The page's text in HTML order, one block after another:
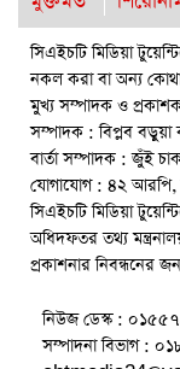
সিএইচটি মিডিয়া
নকল করা বা অন্য
মুখ্য সম্পাদক ও
সম্পাদক : বিপ্লব বড়ুয়া
বার্তা সম্পাদক : জুঁই
যোগাযোগ : ৪২ আরপি,
সিএইচটি মিডিয়া
অধিদফতর তথ্য
প্রকাশনার নিবন্ধনের
নিউজ ডেস্ক :
সম্পাদনা বিভাগ :